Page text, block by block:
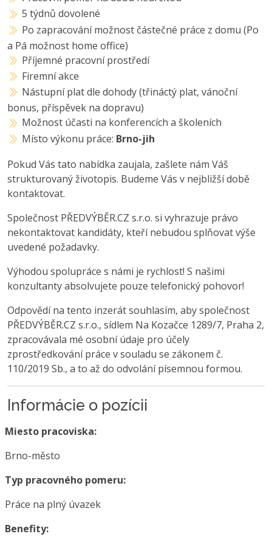
5 týdnů dovolené
Po zapracování možnost částečné práce z domu (Po
a Pá možnost home office)
Příjemné pracovní prostředí
Firemní akce
Nástupní plat dle dohody (třináctý plat, vánoční
bonus, příspěvek na dopravu)
Možnost účasti na konferencích a školeních
Místo výkonu práce: Brno-jih
Pokud Vás tato nabídka zaujala, zašlete nám Váš
strukturovaný životopis. Budeme Vás v nejbližší době
kontaktovat.
Společnost PŘEDVÝBĚR.CZ s.r.o. si vyhrazuje právo
nekontaktovat kandidáty, kteří nebudou splňovat výše
uvedené požadavky.
Výhodou spolupráce s námi je rychlost! S našimi
konzultanty absolvujete pouze telefonický pohovor!
Odpovědí na tento inzerát souhlasím, aby společnost
PŘEDVÝBĚR.CZ s.r.o., sídlem Na Kozačce 1289/7, Praha 2,
zpracovávala mé osobní údaje pro účely
zprostředkování práce v souladu se zákonem č.
110/2019 Sb., a to až do odvolání písemnou formou.
Informácie o pozícii
Miesto pracoviska:
Brno-město
Typ pracovného pomeru:
Práce na plný úvazek
Benefity: